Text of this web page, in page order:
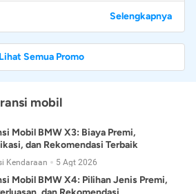
Selengkapnya
Lihat Semua Promo
mobil
Mobil BMW X3: Biaya Premi,
dan Rekomendasi Terbaik
Kendaraan 5 Agt 2026
Mobil BMW X4: Pilihan Jenis Premi,